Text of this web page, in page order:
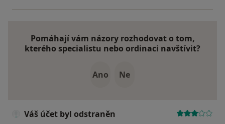
Pomáhají vám názory rozhodovat o tom,
kterého specialistu nebo ordinaci navštívit?
Ano Ne
Váš účet byl odstraněn